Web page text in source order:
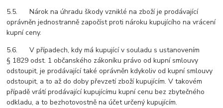
5.5. Nárok na úhradu škody vzniklé na zboží je prodávající
oprávněn jednostranně započíst proti nároku kupujícího na vrácení
kupní ceny.
5.6. V případech, kdy má kupující v souladu s ustanovením
§ 1829 odst. 1 občanského zákoníku právo od kupní smlouvy
odstoupit, je prodávající také oprávněn kdykoliv od kupní smlouvy
odstoupit, a to až do doby převzetí zboží kupujícím. V takovém
případě vrátí prodávající kupujícímu kupní cenu bez zbytečného
odkladu, a to bezhotovostně na účet určený kupujícím.